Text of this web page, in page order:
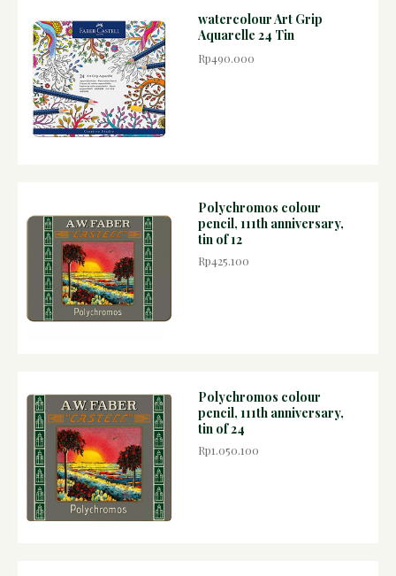
watercolour Art Grip
Aquarelle 24 Tin
Rp490.000
Polychromos colour
pencil, 111th anniversary,
tin of 12
Rp425.100
Polychromos colour
pencil, 111th anniversary,
tin of 24
Rp1.050.100